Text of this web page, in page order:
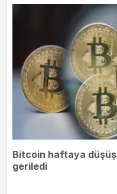
Bitcoin haftaya
geriledi